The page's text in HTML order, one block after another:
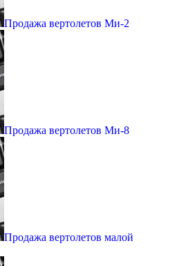
Продажа вертолетов Ми-2
Продажа вертолетов Ми-8
Продажа вертолетов малой